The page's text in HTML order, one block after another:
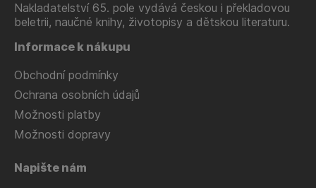
Nakladatelství 65. pole vydává českou i překladovou
beletrii, naučné knihy, životopisy a dětskou literaturu.
Informace k nákupu
Obchodní podmínky
Ochrana osobních údajů
Možnosti platby
Možnosti dopravy
Napište nám